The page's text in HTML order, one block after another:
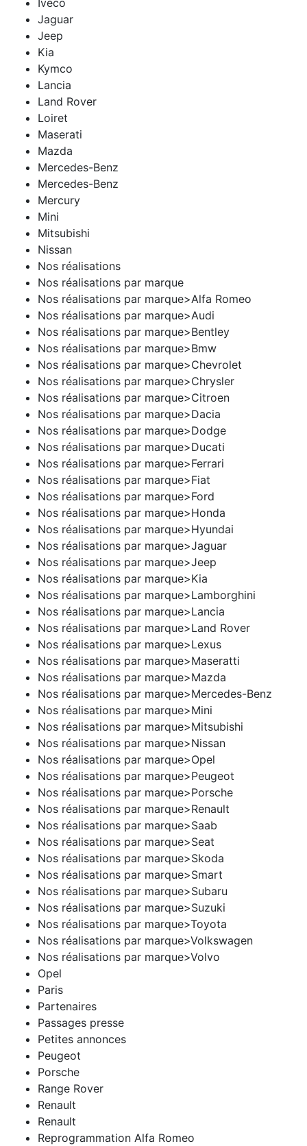
Jaguar
Jeep
Kia
Kymco
Lancia
Land Rover
Loiret
Maserati
Mazda
Mercedes-Benz
Mercedes-Benz
Mercury
Mini
Mitsubishi
Nissan
Nos réalisations
Nos réalisations par marque
Nos réalisations par marque>Alfa Romeo
Nos réalisations par marque>Audi
Nos réalisations par marque>Bentley
Nos réalisations par marque>Bmw
Nos réalisations par marque>Chevrolet
Nos réalisations par marque>Chrysler
Nos réalisations par marque>Citroen
Nos réalisations par marque>Dacia
Nos réalisations par marque>Dodge
Nos réalisations par marque>Ducati
Nos réalisations par marque>Ferrari
Nos réalisations par marque>Fiat
Nos réalisations par marque>Ford
Nos réalisations par marque>Honda
Nos réalisations par marque>Hyundai
Nos réalisations par marque>Jaguar
Nos réalisations par marque>Jeep
Nos réalisations par marque>Kia
Nos réalisations par marque>Lamborghini
Nos réalisations par marque>Lancia
Nos réalisations par marque>Land Rover
Nos réalisations par marque>Lexus
Nos réalisations par marque>Maseratti
Nos réalisations par marque>Mazda
Nos réalisations par marque>Mercedes-Benz
Nos réalisations par marque>Mini
Nos réalisations par marque>Mitsubishi
Nos réalisations par marque>Nissan
Nos réalisations par marque>Opel
Nos réalisations par marque>Peugeot
Nos réalisations par marque>Porsche
Nos réalisations par marque>Renault
Nos réalisations par marque>Saab
Nos réalisations par marque>Seat
Nos réalisations par marque>Skoda
Nos réalisations par marque>Smart
Nos réalisations par marque>Subaru
Nos réalisations par marque>Suzuki
Nos réalisations par marque>Toyota
Nos réalisations par marque>Volkswagen
Nos réalisations par marque>Volvo
Opel
Paris
Partenaires
Passages presse
Petites annonces
Peugeot
Porsche
Range Rover
Renault
Renault
Reprogrammation Alfa Romeo